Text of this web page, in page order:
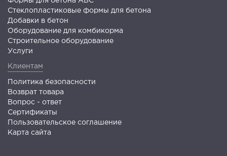
Стеклопластиковые формы для бетона
Добавки в бетон
Оборудование для комбикорма
Строительное оборудование
Услуги
Клиентам
Политика безопасности
Возврат товара
Вопрос - ответ
Сертификаты
Пользовательское соглашение
Карта сайта